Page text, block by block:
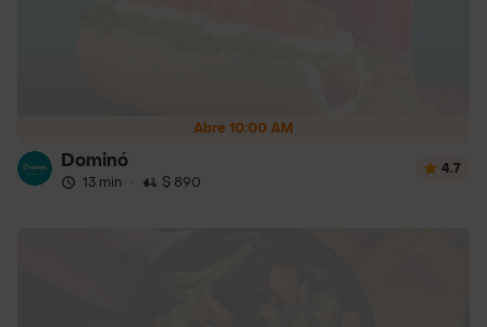
Abre 10:00 AM
Dominó
13 min · $ 890
4.7